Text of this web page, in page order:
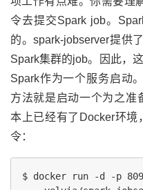
令去提交Spark job。
的。spark-jobserver提供
Spark集群的job。因此，
Spark作为一个服务启动
方法就是启动一个为之准
本上已经有了Docker环
令：
$ docker run -d -p